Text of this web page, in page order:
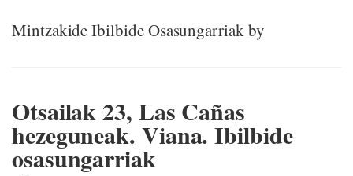
Mintzakide Ibilbide Osasungarriak by
Otsailak 23, Las Cañas
hezeguneak. Viana. Ibilbide
osasungarriak